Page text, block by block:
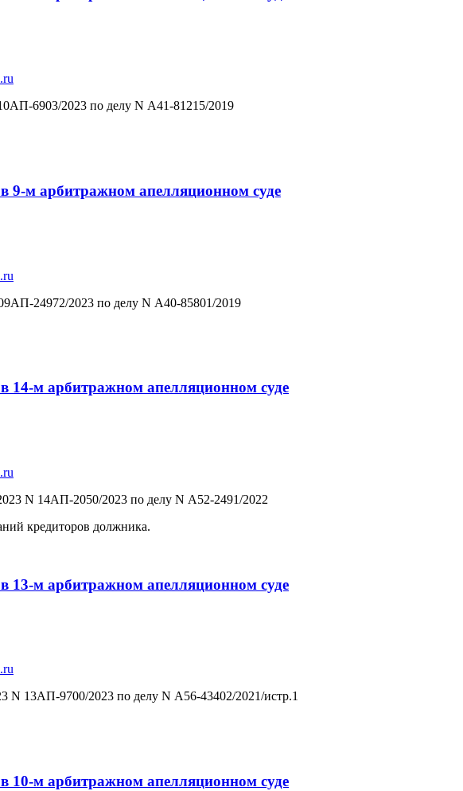
6903/2023 по делу N А41-81215/2019
9-м арбитражном апелляционном суде
24972/2023 по делу N А40-85801/2019
14-м арбитражном апелляционном суде
N 14АП-2050/2023 по делу N А52-2491/2022
кредиторов должника.
13-м арбитражном апелляционном суде
N 13АП-9700/2023 по делу N А56-43402/2021/истр.1
10-м арбитражном апелляционном суде